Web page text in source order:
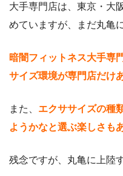
大手専門店は、東京・大
めていますが、まだ丸亀
暗闇フィットネス大手専
サイズ環境が専門店だけ
また、 エクササイズの種
ようかなと選ぶ楽しさも
残念ですが、丸亀に上陸